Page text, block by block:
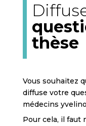
thèse
Vous souhaitez
diffuse votre
médecins
Pour cela, il faut